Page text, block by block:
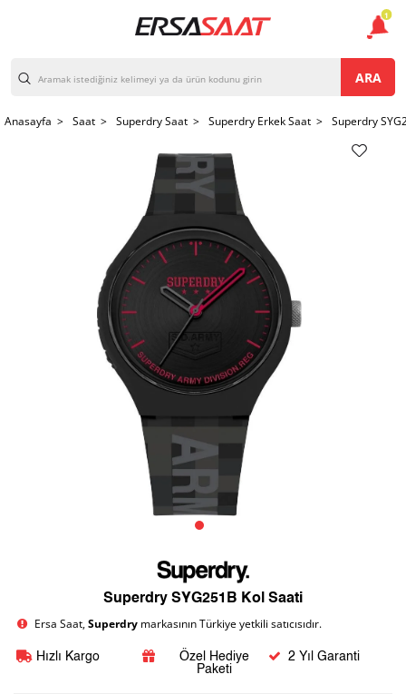
ARA
Anasayfa > Saat > Superdry Saat > Superdry Erkek Saat > Superdry
Superdry SYG251B Kol Saati
Ersa Saat,Superdry markasının Türkiye yetkili satıcısıdır.
Hızlı Kargo
Özel Hediye
Paketi
2 Yıl Garanti
1